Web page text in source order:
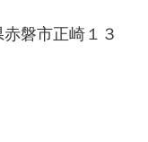
磐市正崎１３